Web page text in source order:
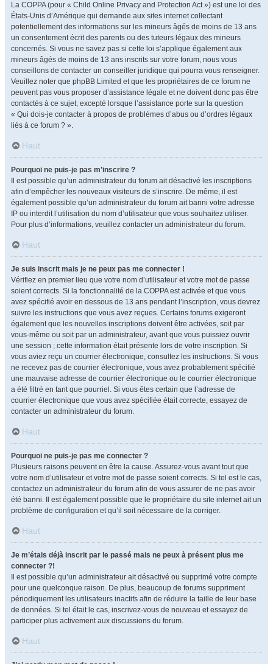
La COPPA (pour « Child Online Privacy and Protection Act ») est une loi des
États-Unis d’Amérique qui demande aux sites internet collectant
potentiellement des informations sur les mineurs âgés de moins de 13 ans
un consentement écrit des parents ou des tuteurs légaux des mineurs
concernés. Si vous ne savez pas si cette loi s’applique également aux
mineurs âgés de moins de 13 ans inscrits sur votre forum, nous vous
conseillons de contacter un conseiller juridique qui pourra vous renseigner.
Veuillez noter que phpBB Limited et que les propriétaires de ce forum ne
peuvent pas vous proposer d’assistance légale et ne doivent donc pas être
contactés à ce sujet, excepté lorsque l’assistance porte sur la question
« Qui dois-je contacter à propos de problèmes d’abus ou d’ordres légaux
liés à ce forum ? ».
Haut
Pourquoi ne puis-je pas m’inscrire ?
Il est possible qu’un administrateur du forum ait désactivé les inscriptions
afin d’empêcher les nouveaux visiteurs de s’inscrire. De même, il est
également possible qu’un administrateur du forum ait banni votre adresse
IP ou interdit l’utilisation du nom d’utilisateur que vous souhaitez utiliser.
Pour plus d’informations, veuillez contacter un administrateur du forum.
Haut
Je suis inscrit mais je ne peux pas me connecter !
Vérifiez en premier lieu que votre nom d’utilisateur et votre mot de passe
soient corrects. Si la fonctionnalité de la COPPA est activée et que vous
avez spécifié avoir en dessous de 13 ans pendant l’inscription, vous devrez
suivre les instructions que vous avez reçues. Certains forums exigeront
également que les nouvelles inscriptions doivent être activées, soit par
vous-même ou soit par un administrateur, avant que vous puissiez ouvrir
une session ; cette information était présente lors de votre inscription. Si
vous aviez reçu un courrier électronique, consultez les instructions. Si vous
ne recevez pas de courrier électronique, vous avez probablement spécifié
une mauvaise adresse de courrier électronique ou le courrier électronique
a été filtré en tant que pourriel. Si vous êtes certain que l’adresse de
courrier électronique que vous avez spécifiée était correcte, essayez de
contacter un administrateur du forum.
Haut
Pourquoi ne puis-je pas me connecter ?
Plusieurs raisons peuvent en être la cause. Assurez-vous avant tout que
votre nom d’utilisateur et votre mot de passe soient corrects. Si tel est le cas,
contactez un administrateur du forum afin de vous assurer de ne pas avoir
été banni. Il est également possible que le propriétaire du site internet ait un
problème de configuration et qu’il soit nécessaire de la corriger.
Haut
Je m’étais déjà inscrit par le passé mais ne peux à présent plus me
connecter ?!
Il est possible qu’un administrateur ait désactivé ou supprimé votre compte
pour une quelconque raison. De plus, beaucoup de forums suppriment
périodiquement les utilisateurs inactifs afin de réduire la taille de leur base
de données. Si tel était le cas, inscrivez-vous de nouveau et essayez de
participer plus activement aux discussions du forum.
Haut